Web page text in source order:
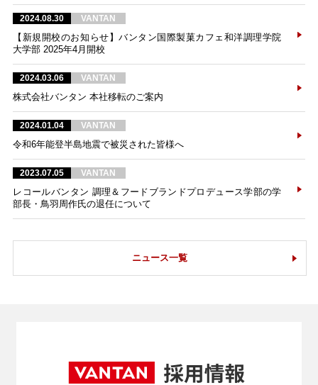
2024.08.30 VANTAN
【新規開校のお知らせ】バンタン国際製菓カフェ和洋調理学院
大学部 2025年4月開校
2024.03.06 VANTAN
株式会社バンタン 本社移転のご案内
2024.01.04 VANTAN
令和6年能登半島地震で被災された皆様へ
2023.07.05 VANTAN
レコールバンタン 調理＆フードブランドプロデュース学部の学
部長・鳥羽周作氏の退任について
ニュース一覧